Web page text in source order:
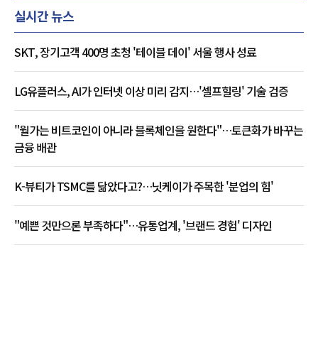
실시간 뉴스
SKT, 장기고객 400명 초청 '테이블 데이' 서울 행사 성료
LG유플러스, AI가 인터넷 이상 미리 감지…'셀프힐링' 기술 검증
"월가는 비트코인이 아니라 블록체인을 원한다"…토큰화가 바꾸는
금융 배관
K-뷰티가 TSMC를 닮았다고?…닛케이가 주목한 '분업의 힘'
"예쁜 것만으론 부족하다"…유통업계, '브랜드 경험' 디자인